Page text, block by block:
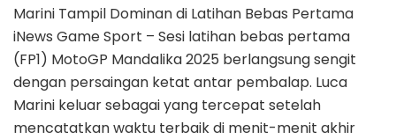
Marini Tampil Dominan di Latihan Bebas Pertama
iNews Game Sport – Sesi latihan bebas pertama
(FP1) MotoGP Mandalika 2025 berlangsung sengit
dengan persaingan ketat antar pembalap. Luca
Marini keluar sebagai yang tercepat setelah
mencatatkan waktu terbaik di menit-menit akhir